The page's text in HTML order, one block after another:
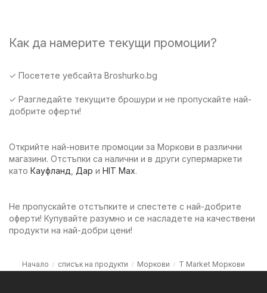
Как да намерите текущи промоции?
✓ Посетете уебсайта Broshurko.bg
✓ Разгледайте текущите брошури и не пропускайте най-
добрите оферти!
Открийте най-новите промоции за Моркови в различни
магазини. Отстъпки са налични и в други супермаркети
като Кауфланд Дар и HIT Max.
Не пропускайте отстъпките и спестете с най-добрите
оферти! Купувайте разумно и се насладете на качествени
продукти на най-добри цени!
Начало списък на продукти Моркови T Market Моркови